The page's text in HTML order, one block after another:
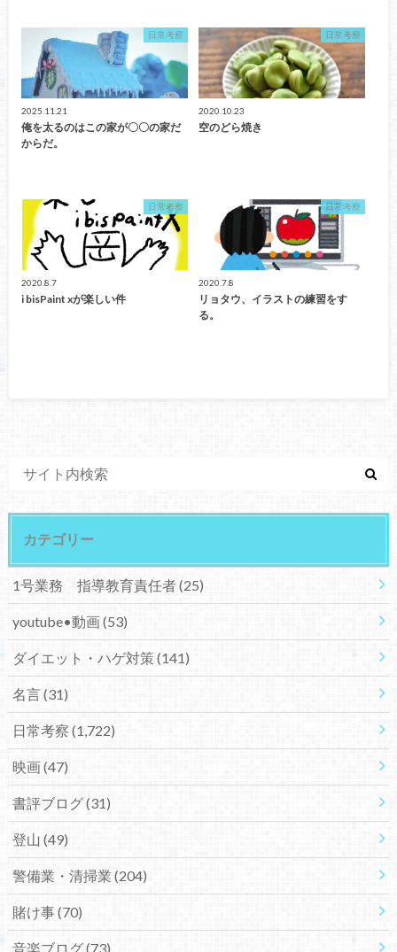
日常考察
2025.11.21
俺を太るのはこの家が〇〇の家だ
からだ。
日常考察
2020.10.23
空のどら焼き
日常考察
2020.8.7
i bisPaint xが楽しい件
日常考察
2020.7.8
リョタウ、イラストの練習をす
る。
カテゴリー
1号業務 指導教育責任者(25)
youtube•動画(53)
ダイエット・ハゲ対策(141)
名言(31)
日常考察 (1,722)
映画(47)
書評ブログ(31)
登山 (49)
警備業・清掃業 (204)
賭け事(70)
音楽ブログ(73)